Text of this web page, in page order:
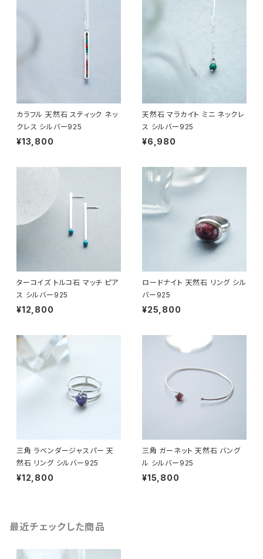
カラフル 天然石 スティック ネッ
クレス シルバー925
¥13,800
天然石 マラカイト ミニ ネックレ
ス シルバー925
¥6,980
ターコイズ トルコ石 マッチ ピア
ス シルバー925
¥12,800
ロードナイト 天然石 リング シル
バー925
¥25,800
三角 ラベンダージャスパー 天
然石 リング シルバー925
¥12,800
三角 ガーネット 天然石 バング
ル シルバー925
¥15,800
最近チェックした商品